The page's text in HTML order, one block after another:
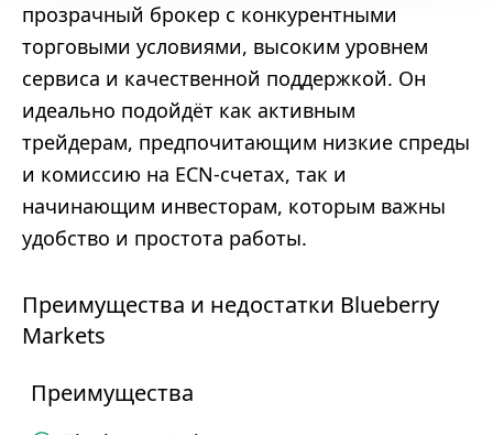
прозрачный брокер с конкурентными
торговыми условиями, высоким уровнем
сервиса и качественной поддержкой. Он
идеально подойдёт как активным
трейдерам, предпочитающим низкие спреды
и комиссию на ECN-счетах, так и
начинающим инвесторам, которым важны
удобство и простота работы.
Преимущества и недостатки Blueberry
Markets
Преимущества